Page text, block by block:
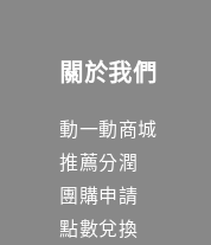
關於我們
動一動商城
推薦分潤
團購申請
點數兌換